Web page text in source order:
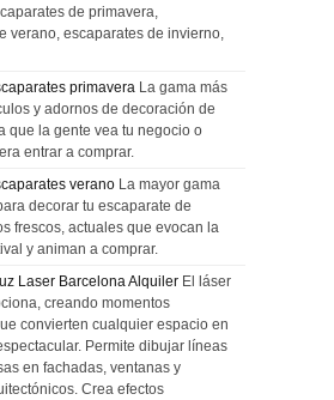
de primavera,
verano, escaparates de invierno,
primavera La gama más
y adornos de decoración de
que la gente vea tu negocio o
entrar a comprar.
verano La mayor gama
decorar tu escaparate de
frescos, actuales que evocan la
y animan a comprar.
Laser Barcelona Alquiler El láser
creando momentos
convierten cualquier espacio en
Permite dibujar líneas
en fachadas, ventanas y
Crea efectos